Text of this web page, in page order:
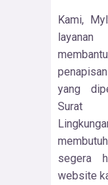
Kami,
yang
Surat
segera
website